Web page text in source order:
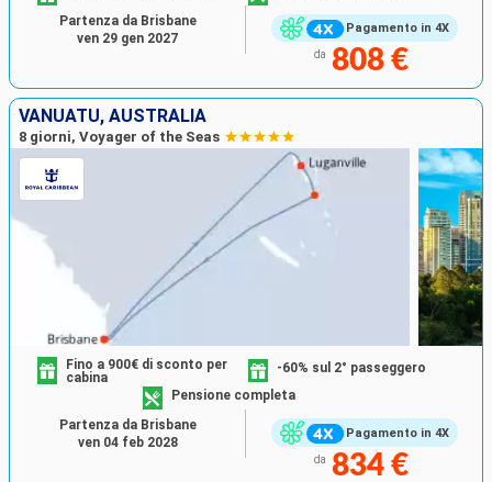
Pagamento in 4X
da 808 €
Partenza da Brisbane
ven 29 gen 2027
VANUATU, AUSTRALIA
8 giorni, Voyager of the Seas
Pagamento in 4X
Fino a 900€ di sconto per
cabina
-60% sul 2° passeggero
Pensione completa
da 834 €
Partenza da Brisbane
ven 04 feb 2028